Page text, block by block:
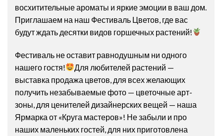
восхитительные ароматы и яркие эмоции в ваш дом.
Приглашаем на наш Фестиваль Цветов, где вас
будут ждать десятки видов горшечных растений!
Фестиваль не оставит равнодушным ни одного
нашего гостя!
Для любителей растений —
выставка продажа цветов, для всех желающих
получить незабываемые фото — цветочные арт-
зоны, для ценителей дизайнерских вещей — наша
Ярмарка от «Круга мастеров»! Не забыли и про
наших маленьких гостей, для них приготовлена